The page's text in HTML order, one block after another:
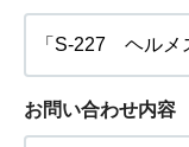
お問い合わせ内容